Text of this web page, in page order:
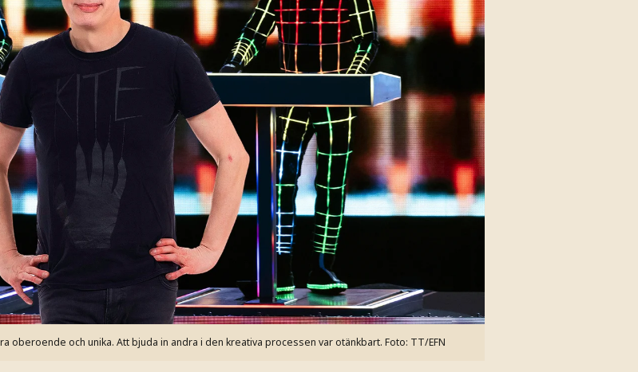
oberoende och unika. Att bjuda in andra i den kreativa processen var otänkbart. Foto: TT/EFN